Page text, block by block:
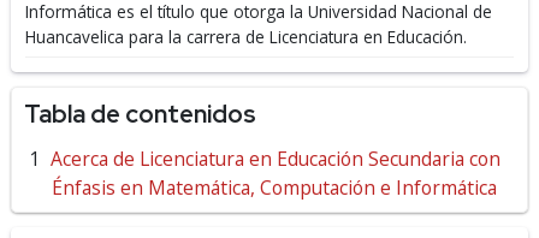
Informática es el título que otorga la Universidad Nacional de
Huancavelica para la carrera de Licenciatura en Educación.
Tabla de contenidos
Acerca de Licenciatura en Educación Secundaria con
Énfasis en Matemática, Computación e Informática